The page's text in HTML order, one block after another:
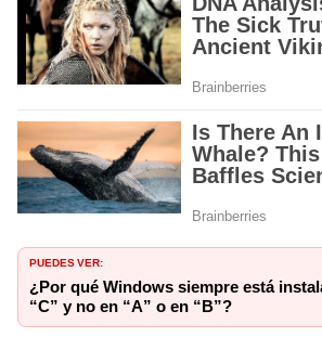
PUEDES VER:
¿Por qué Windows siempre está
“C” y no en “A” o en “B”?